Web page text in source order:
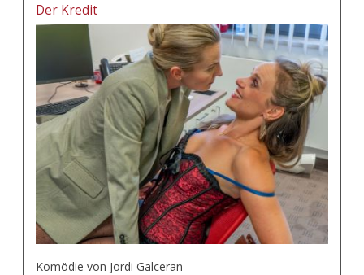
Der Kredit
Komödie von Jordi Galceran